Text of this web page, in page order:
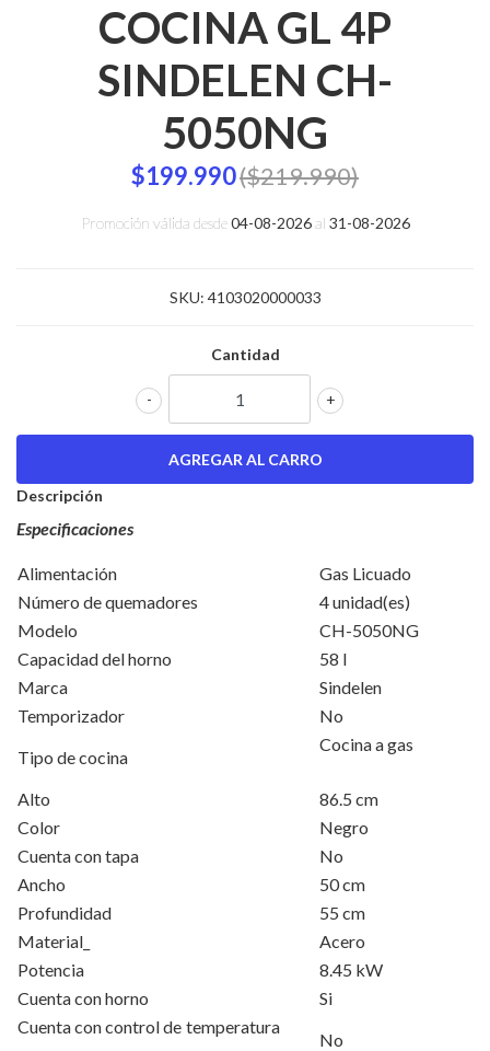
COCINA GL 4P
SINDELEN CH-
5050NG
$199.990($219.990)
Promoción válida desde04-08-2026al 31-08-2026
SKU: 4103020000033
Cantidad
+
-
Descripción
Especificaciones
Alimentación
Gas Licuado
Número de quemadores
4 unidad(es)
Modelo
CH-5050NG
Capacidad del horno
58 l
Marca
Sindelen
Temporizador
No
Tipo de cocina
Cocina a gas
Alto
86.5 cm
Color
Negro
Cuenta con tapa
No
Ancho
50 cm
Profundidad
55 cm
Material_
Acero
Potencia
8.45 kW
Cuenta con horno
Si
Cuenta con control de temperatura
No